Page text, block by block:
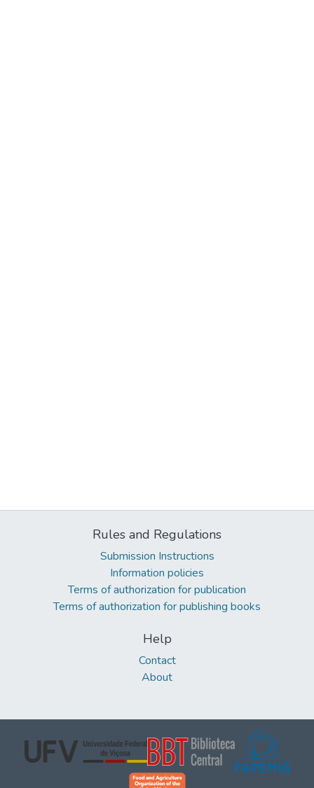
Rules and Regulations
Submission Instructions
Information policies
Terms of authorization for publication
Terms of authorization for publishing books
Help
Contact
About